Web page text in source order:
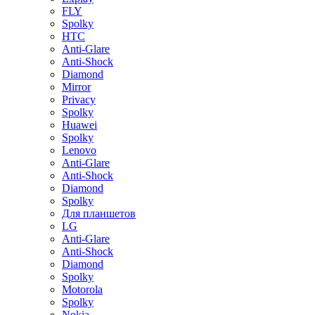
FLY
Spolky
HTC
Anti-Glare
Anti-Shock
Diamond
Mirror
Privacy
Spolky
Huawei
Spolky
Lenovo
Anti-Glare
Anti-Shock
Diamond
Spolky
Для планшетов
LG
Anti-Glare
Anti-Shock
Diamond
Spolky
Motorola
Spolky